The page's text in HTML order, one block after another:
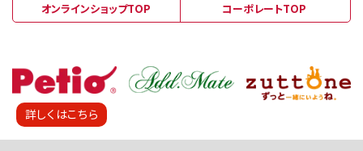
オンラインショップTOP
コーポレートTOP
詳しくはこちら